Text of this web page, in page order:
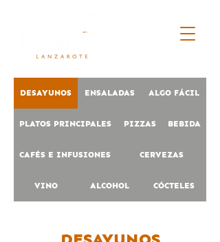
DESAYUNOS ENSALADAS ALGO FÁCIL
PLATOS PRINCIPALES PIZZAS BEBIDA
CAFÉS E INFUSIONES CERVEZAS
VINO ALCOHOL CÓCTELES